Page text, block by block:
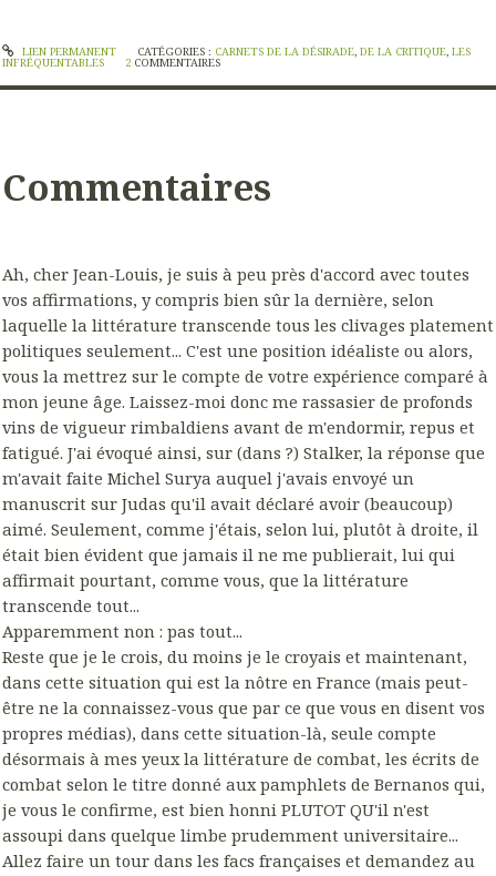
LIEN PERMANENT CATÉGORIES : CARNETS DE LA DÉSIRADE, DE LA CRITIQUE, LES
INFRÉQUENTABLES 2 COMMENTAIRES
Commentaires
Ah, cher Jean-Louis, je suis à peu près d'accord avec toutes
vos affirmations, y compris bien sûr la dernière, selon
laquelle la littérature transcende tous les clivages platement
politiques seulement... C'est une position idéaliste ou alors,
vous la mettrez sur le compte de votre expérience comparé à
mon jeune âge. Laissez-moi donc me rassasier de profonds
vins de vigueur rimbaldiens avant de m'endormir, repus et
fatigué. J'ai évoqué ainsi, sur (dans ?) Stalker, la réponse que
m'avait faite Michel Surya auquel j'avais envoyé un
manuscrit sur Judas qu'il avait déclaré avoir (beaucoup)
aimé. Seulement, comme j'étais, selon lui, plutôt à droite, il
était bien évident que jamais il ne me publierait, lui qui
affirmait pourtant, comme vous, que la littérature
transcende tout...
Apparemment non : pas tout...
Reste que je le crois, du moins je le croyais et maintenant,
dans cette situation qui est la nôtre en France (mais peut-
être ne la connaissez-vous que par ce que vous en disent vos
propres médias), dans cette situation-là, seule compte
désormais à mes yeux la littérature de combat, les écrits de
combat selon le titre donné aux pamphlets de Bernanos qui,
je vous le confirme, est bien honni PLUTOT QU'il n'est
assoupi dans quelque limbe prudemment universitaire...
Allez faire un tour dans les facs françaises et demandez au